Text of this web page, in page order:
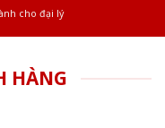
cho đại lý
HÀNG